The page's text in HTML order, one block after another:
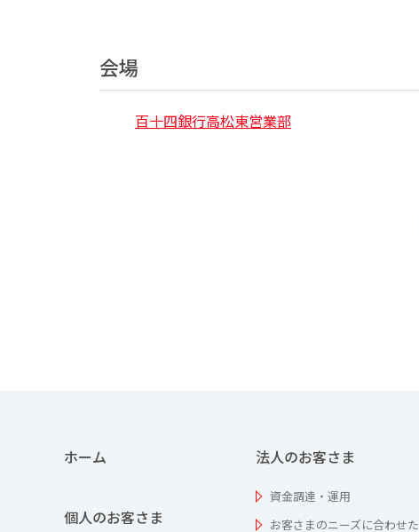
会場
百十四銀行高松東営業部
ホーム
個人のお客さま
法人のお客さま
資金調達・運用
お客さまのニーズに合わせた